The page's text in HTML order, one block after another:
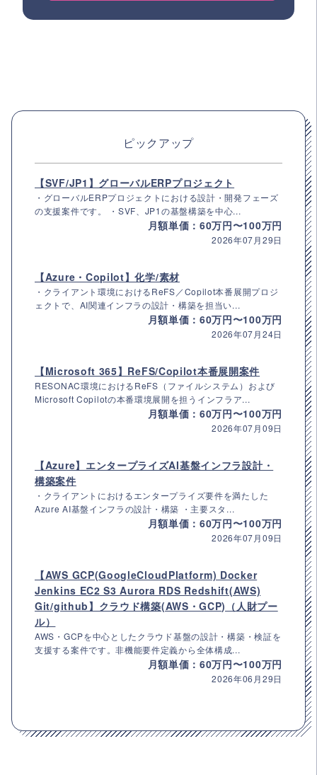
ピックアップ
【SVF/JP1】グローバルERPプロジェクト
・グローバルERPプロジェクトにおける設計・開発フェーズ
の支援案件です。 ・SVF、JP1の基盤構築を中心...
月額単価：60万円〜100万円
2026年07月29日
【Azure・Copilot】化学/素材
・クライアント環境におけるReFS／Copilot本番展開プロジ
ェクトで、AI関連インフラの設計・構築を担当い...
月額単価：60万円〜100万円
2026年07月24日
【Microsoft 365】ReFS/Copilot本番展開案件
RESONAC環境におけるReFS（ファイルシステム）および
Microsoft Copilotの本番環境展開を担うインフラア...
月額単価：60万円〜100万円
2026年07月09日
【Azure】エンタープライズAI基盤インフラ設計・
構築案件
・クライアントにおけるエンタープライズ要件を満たした
Azure AI基盤インフラの設計・構築 ・主要スタ...
月額単価：60万円〜100万円
2026年07月09日
【AWS GCP(GoogleCloudPlatform) Docker
Jenkins EC2 S3 Aurora RDS Redshift(AWS)
Git/github】クラウド構築(AWS・GCP)（人財プー
ル）
AWS・GCPを中心としたクラウド基盤の設計・構築・検証を
支援する案件です。非機能要件定義から全体構成...
月額単価：60万円〜100万円
2026年06月29日